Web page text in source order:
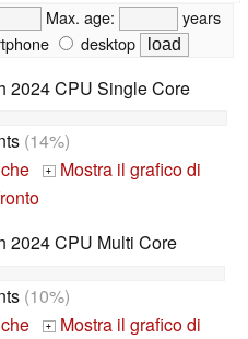
Max. age:
years
desktop
2024 CPU Single Core
(14%)
+ Mostra il grafico di
2024 CPU Multi Core
(10%)
+ Mostra il grafico di